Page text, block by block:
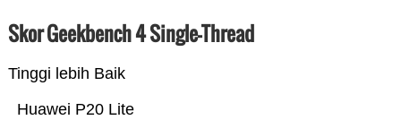
Skor Geekbench 4 Single-Thread
Tinggi lebih Baik
Huawei P20 Lite